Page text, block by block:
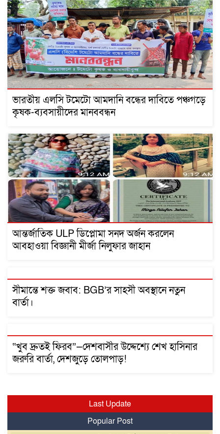
ভারতীয় এলসি টমেটো আমদানি বন্ধের দাবিতে পঞ্চগড়ে
কৃষক-ব্যবসায়ীদের মানববন্ধন
আন্তর্জাতিক ULP ডিপ্লোমা সনদ অর্জন করলেন
আবহাওয়া বিজ্ঞানী মীর্জা নিলুফার জাহান
সীমান্তে শক্ত জবাব: BGB’র সাহসী অবস্থানে নতুন
বার্তা।
“খুব দ্রুতই ফিরব”—দেশবাসীর উদ্দেশ্যে শেখ হাসিনার
জরুরি বার্তা, দেশজুড়ে তোলপাড়!
Last Update
Popular Post